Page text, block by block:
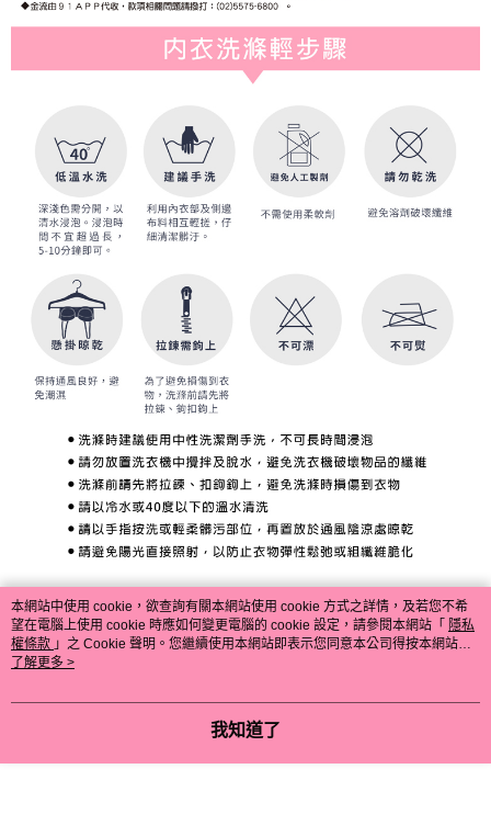
本網站中使用 cookie，欲查詢有關本網站使用 cookie 方式之詳情，及若您不希
望在電腦上使用 cookie 時應如何變更電腦的 cookie 設定，請參閱本網站「 隱私
權條款 」之 Cookie 聲明。您繼續使用本網站即表示您同意本公司得按本網站使
用條款之 Cookie 聲明使用 cookie。
了解更多 >
我知道了